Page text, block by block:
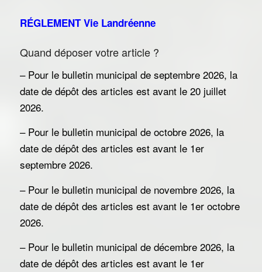
RÉGLEMENT Vie Landréenne
Quand déposer votre article ?
– Pour le bulletin municipal de septembre 2026, la
date de dépôt des articles est avant le 20 juillet
2026.
– Pour le bulletin municipal de octobre 2026, la
date de dépôt des articles est avant le 1er
septembre 2026.
– Pour le bulletin municipal de novembre 2026, la
date de dépôt des articles est avant le 1er octobre
2026.
– Pour le bulletin municipal de décembre 2026, la
date de dépôt des articles est avant le 1er